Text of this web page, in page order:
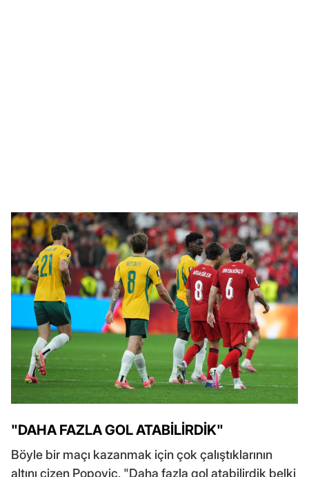
"DAHA FAZLA GOL ATABİLİRDİK"
Böyle bir maçı kazanmak için çok çalıştıklarının
altını çizen Popovic, "Daha fazla gol atabilirdik belki